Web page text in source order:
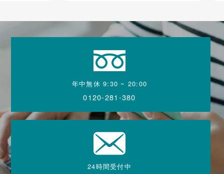
年中無休 9:30 ~ 20:00
0120-281-380
24時間受付中